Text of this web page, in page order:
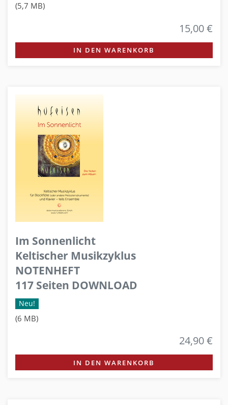
(5,7 MB)
15,00 €
IN DEN WARENKORB
Im Sonnenlicht
Keltischer Musikzyklus
NOTENHEFT
117 Seiten DOWNLOAD
Neu!
(6 MB)
24,90 €
IN DEN WARENKORB